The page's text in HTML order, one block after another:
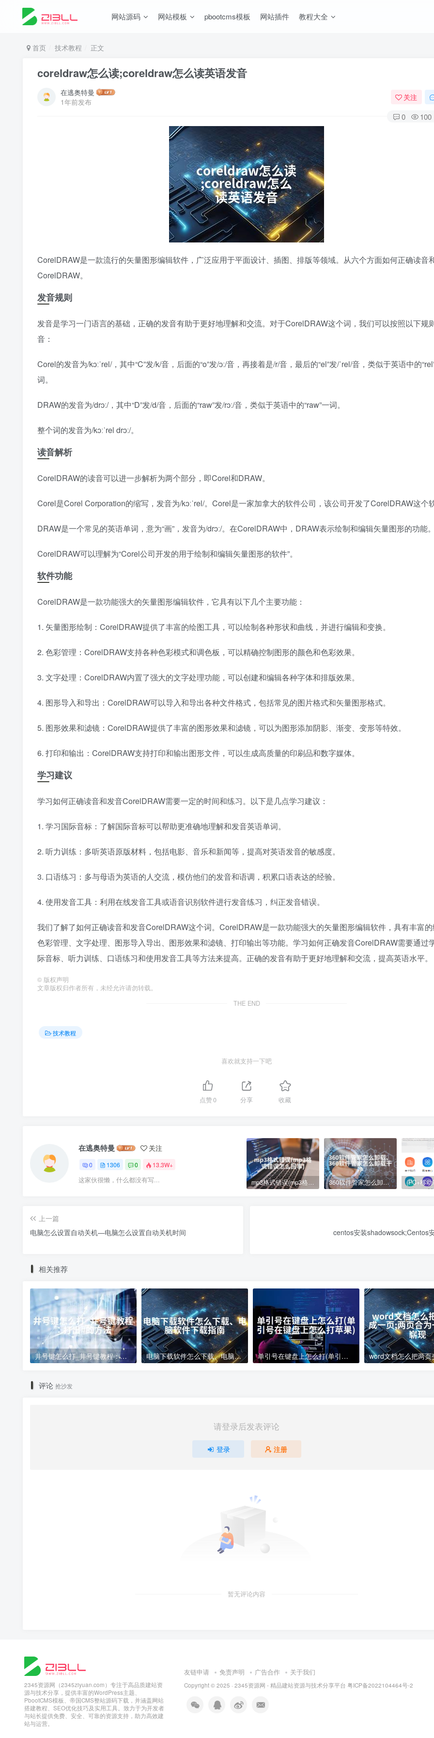
网站源码 网站模板 pbootcms模板 网站插件 教程大全
首页 技术教程 正文
coreldraw怎么读;coreldraw怎么读英语发音
在逃奥特曼
1年前发布
关注
0 100
CorelDRAW是一款流行的矢量图形编辑软件，广泛应用于平面设计、插图、排版等领域。从六个方面如何正确读音
CorelDRAW。
发音规则
发音是学习一门语言的基础，正确的发音有助于更好地理解和交流。对于CorelDRAW这个词，我们可以按照以下规
音：
Corel的发音为/kɔːˈrel/，其中“C”发/k/音，后面的“o”发/ɔː/音，再接着是/r/音，最后的“el”发/ˈrel/音，类似于英语中的
词。
DRAW的发音为/drɔː/，其中“D”发/d/音，后面的“raw”发/rɔː/音，类似于英语中的“raw”一词。
整个词的发音为/kɔːˈrel drɔː/。
读音解析
CorelDRAW的读音可以进一步解析为两个部分，即Corel和DRAW。
Corel是Corel Corporation的缩写，发音为/kɔːˈrel/。Corel是一家加拿大的软件公司，该公司开发了CorelDRAW这个软
DRAW是一个常见的英语单词，意为“画”，发音为/drɔː/。在CorelDRAW中，DRAW表示绘制和编辑矢量图形的功能。
CorelDRAW可以理解为“Corel公司开发的用于绘制和编辑矢量图形的软件”。
软件功能
CorelDRAW是一款功能强大的矢量图形编辑软件，它具有以下几个主要功能：
1. 矢量图形绘制：CorelDRAW提供了丰富的绘图工具，可以绘制各种形状和曲线，并进行编辑和变换。
2. 色彩管理：CorelDRAW支持各种色彩模式和调色板，可以精确控制图形的颜色和色彩效果。
3. 文字处理：CorelDRAW内置了强大的文字处理功能，可以创建和编辑各种字体和排版效果。
4. 图形导入和导出：CorelDRAW可以导入和导出各种文件格式，包括常见的图片格式和矢量图形格式。
5. 图形效果和滤镜：CorelDRAW提供了丰富的图形效果和滤镜，可以为图形添加阴影、渐变、变形等特效。
6. 打印和输出：CorelDRAW支持打印和输出图形文件，可以生成高质量的印刷品和数字媒体。
学习建议
学习如何正确读音和发音CorelDRAW需要一定的时间和练习。以下是几点学习建议：
1. 学习国际音标：了解国际音标可以帮助更准确地理解和发音英语单词。
2. 听力训练：多听英语原版材料，包括电影、音乐和新闻等，提高对英语发音的敏感度。
3. 口语练习：多与母语为英语的人交流，模仿他们的发音和语调，积累口语表达的经验。
4. 使用发音工具：利用在线发音工具或语音识别软件进行发音练习，纠正发音错误。
我们了解了如何正确读音和发音CorelDRAW这个词。CorelDRAW是一款功能强大的矢量图形编辑软件，具有丰富的
色彩管理、文字处理、图形导入导出、图形效果和滤镜、打印输出等功能。学习如何正确发音CorelDRAW需要通过
际音标、听力训练、口语练习和使用发音工具等方法来提高。正确的发音有助于更好地理解和交流，提高英语水平。
© 版权声明
文章版权归作者所有，未经允许请勿转载。
THE END
技术教程
喜欢就支持一下吧
点赞0 分享 收藏
在逃奥特曼 关注
0 1306 0 13.3W+
这家伙很懒，什么都没有写... mp3格式错误(mp3格式错误怎么回事) 360软件管家怎么卸载、360软件管家怎么卸载干净
上一篇
电脑怎么设置自动关机—电脑怎么设置自动关机时间
centos安装shadowsock;Centos
相关推荐
井号键怎么打_井号键教程：打出#的方法 电脑下载软件怎么下载、电脑软件下载指南 单引号在键盘上怎么打(单引号在键盘上怎么打苹果)
评论 抢沙发
请登录后发表评论
登录 注册
暂无评论内容
2345资源网（2345ziyuan.com）专注于高品质建站资
源与技术分享，提供丰富的WordPress主题、
PbootCMS模板、帝国CMS整站源码下载，并涵盖网站
搭建教程、SEO优化技巧及实用工具。致力于为开发者
与站长提供免费、安全、可靠的资源支持，助力高效建
站与运营。
友链申请 免责声明 广告合作 关于我们
Copyright © 2025 · 2345资源网 - 精品建站资源与技术分享平台 粤ICP备2022104464号-2